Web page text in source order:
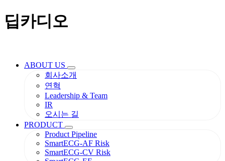
딥카디오
ABOUT US
회사소개
연혁
Leadership & Team
IR
오시는 길
PRODUCT
Product Pipeline
SmartECG-AF Risk
SmartECG-CV Risk